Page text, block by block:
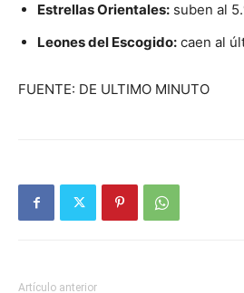
Estrellas Orientales: suben al
Leones del Escogido: caen al
FUENTE: DE ULTIMO MINUTO
Artículo anterior